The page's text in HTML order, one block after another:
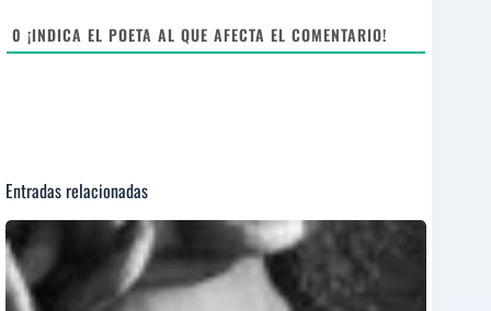
0 ¡INDICA EL POETA AL QUE AFECTA EL COMENTARIO!
Entradas relacionadas